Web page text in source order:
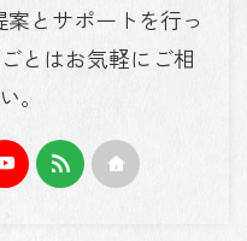
とサポートを行っ
とはお気軽にご相
。